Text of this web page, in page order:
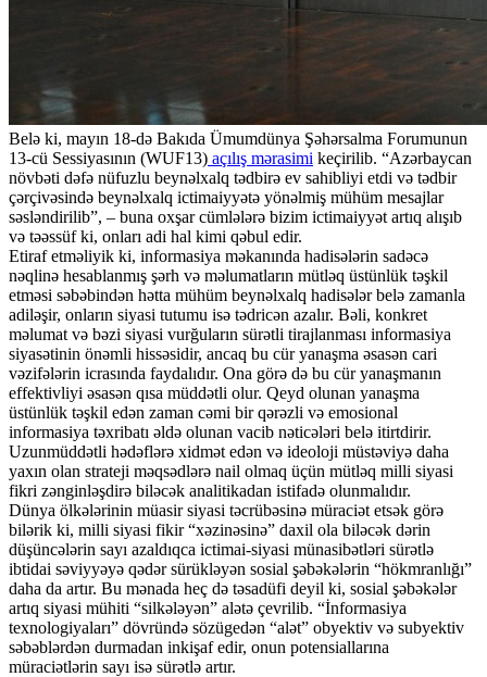
Belə ki, mayın 18-də Bakıda Ümumdünya Şəhərsalma Forumunun
13-cü Sessiyasının (WUF13) açılış mərasimi keçirilib. “Azərbaycan
növbəti dəfə nüfuzlu beynəlxalq tədbirə ev sahibliyi etdi və tədbir
çərçivəsində beynəlxalq ictimaiyyətə yönəlmiş mühüm mesajlar
səsləndirilib”, – buna oxşar cümlələrə bizim ictimaiyyət artıq alışıb
və təəssüf ki, onları adi hal kimi qəbul edir.
Etiraf etməliyik ki, informasiya məkanında hadisələrin sadəcə
nəqlinə hesablanmış şərh və məlumatların mütləq üstünlük təşkil
etməsi səbəbindən hətta mühüm beynəlxalq hadisələr belə zamanla
adiləşir, onların siyasi tutumu isə tədricən azalır. Bəli, konkret
məlumat və bəzi siyasi vurğuların sürətli tirajlanması informasiya
siyasətinin önəmli hissəsidir, ancaq bu cür yanaşma əsasən cari
vəzifələrin icrasında faydalıdır. Ona görə də bu cür yanaşmanın
effektivliyi əsasən qısa müddətli olur. Qeyd olunan yanaşma
üstünlük təşkil edən zaman cəmi bir qərəzli və emosional
informasiya təxribatı əldə olunan vacib nəticələri belə itirtdirir.
Uzunmüddətli hədəflərə xidmət edən və ideoloji müstəviyə daha
yaxın olan strateji məqsədlərə nail olmaq üçün mütləq milli siyasi
fikri zənginləşdirə biləcək analitikadan istifadə olunmalıdır.
Dünya ölkələrinin müasir siyasi təcrübəsinə müraciət etsək görə
bilərik ki, milli siyasi fikir “xəzinəsinə” daxil ola biləcək dərin
düşüncələrin sayı azaldıqca ictimai-siyasi münasibətləri sürətlə
ibtidai səviyyəyə qədər sürükləyən sosial şəbəkələrin “hökmranlığı”
daha da artır. Bu mənada heç də təsadüfi deyil ki, sosial şəbəkələr
artıq siyasi mühiti “silkələyən” alətə çevrilib. “İnformasiya
texnologiyaları” dövründə sözügedən “alət” obyektiv və subyektiv
səbəblərdən durmadan inkişaf edir, onun potensiallarına
müraciətlərin sayı isə sürətlə artır.